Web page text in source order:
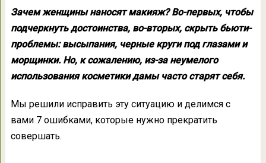
Зачем женщины наносят макияж? Во-первых, чтобы
подчеркнуть достоинства, во-вторых, скрыть бьюти-
проблемы: высыпания, черные круги под глазами и
морщинки. Но, к сожалению, из-за неумелого
использования косметики дамы часто старят себя.
Мы решили исправить эту ситуацию и делимся с
вами 7 ошибками, которые нужно прекратить
совершать.